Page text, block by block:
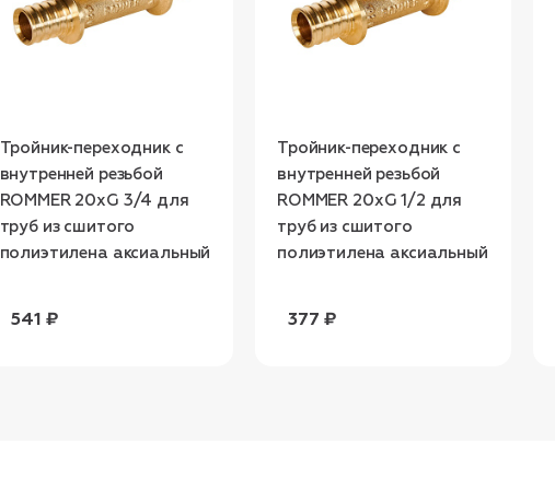
Тройник-переходник с
внутренней резьбой
ROMMER 20xG 3/4 для
труб из сшитого
полиэтилена аксиальный
541 ₽
Тройник-переходник с
внутренней резьбой
ROMMER 20xG 1/2 для
труб из сшитого
полиэтилена аксиальный
377 ₽